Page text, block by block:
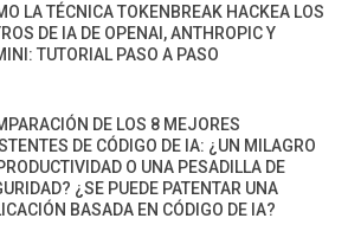
LA TÉCNICA TOKENBREAK HACKEA LOS
DE IA DE OPENAI, ANTHROPIC Y
TUTORIAL PASO A PASO
DE LOS 8 MEJORES
DE CÓDIGO DE IA: ¿UN MILAGRO
O UNA PESADILLA DE
¿SE PUEDE PATENTAR UNA
BASADA EN CÓDIGO DE IA?